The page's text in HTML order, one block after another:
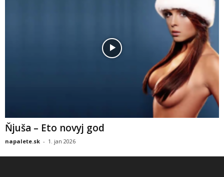
Ňjuša – Eto novyj god
napalete.sk - 1. jan 2026